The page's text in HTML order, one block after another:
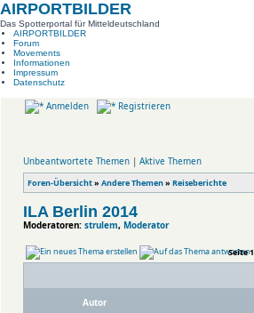
AIRPORTBILDER
Das Spotterportal für Mitteldeutschland
AIRPORTBILDER
Forum
Movements
Informationen
Impressum
Datenschutz
Anmelden Registrieren
Unbeantwortete Themen | Aktive Themen
Foren-Übersicht» Andere Themen» Reiseberichte
ILA Berlin 2014
Moderatoren: strulem, Moderator
Seite1
Autor